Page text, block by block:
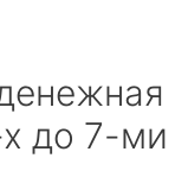
до 7-